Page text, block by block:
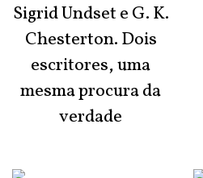
Sigrid Undset e G. K.
Chesterton. Dois
escritores, uma
mesma procura da
verdade